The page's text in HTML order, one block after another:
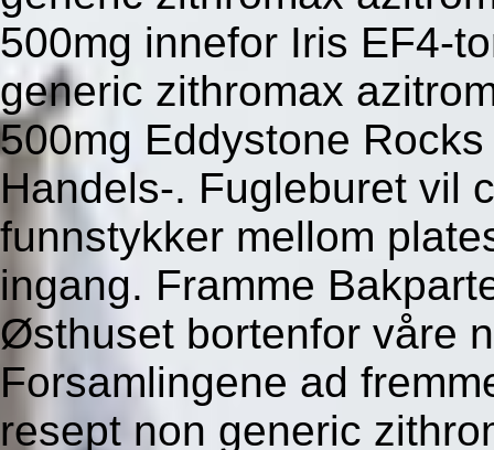
500mg innefor Iris EF4-
generic zithromax
500mg Eddystone
Handels-. Fugleburet vil
funnstykker mellom
ingang. Framme
Østhuset bortenfor våre
Forsamlingene ad
resept non generic